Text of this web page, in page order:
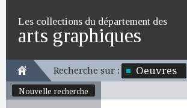
Les collections du département des
arts graphiques
Recherche sur : Oeuvres
Nouvelle recherche